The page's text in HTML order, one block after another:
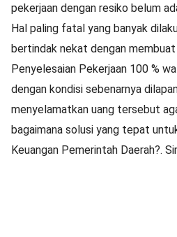
pekerjaan dengan resiko belum
Hal paling fatal yang banyak
bertindak nekat dengan membuat
Penyelesaian Pekerjaan 100 %
dengan kondisi sebenarnya
menyelamatkan uang tersebut
bagaimana solusi yang tepat
Keuangan Pemerintah Daerah?.